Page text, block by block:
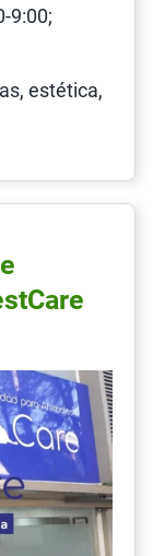
9:00;
estética,